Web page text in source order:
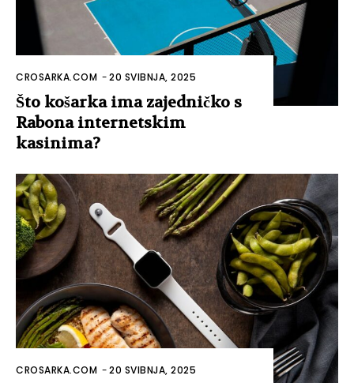
CROSARKA.COM -20 SVIBNJA, 2025
Što košarka ima zajedničko s
Rabona internetskim
kasinima?
CROSARKA.COM -20 SVIBNJA, 2025